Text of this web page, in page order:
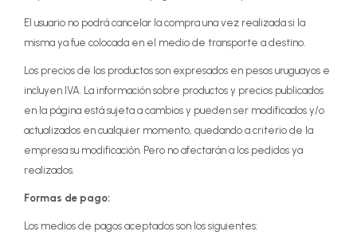
El usuario no podrá cancelar la compra una vez realizada si la
misma ya fue colocada en el medio de transporte a destino.
Los precios de los productos son expresados en pesos uruguayos e
incluyen IVA. La información sobre productos y precios publicados
en la página está sujeta a cambios y pueden ser modificados y/o
actualizados en cualquier momento, quedando a criterio de la
empresa su modificación. Pero no afectarán a los pedidos ya
realizados.
Formas de pago:
Los medios de pagos aceptados son los siguientes: